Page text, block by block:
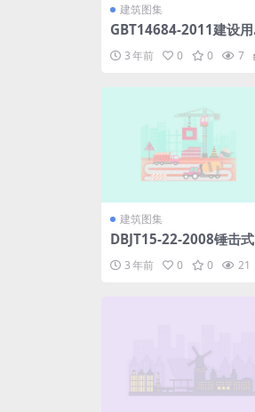
建筑图集
GBT14684-2011建设用
3 年前 0 0 7
建筑图集
DBJT15-22-2008锤击式
预应力混凝土管桩基础技
术规程.pdf
3 年前 0 0 21